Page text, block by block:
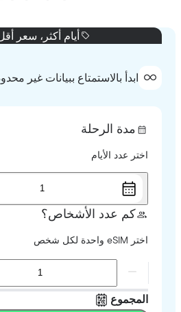
أيام أكثر، سعر أقل!
ابدأ بالاستمتاع ببيانات غير محدودة
مدة الرحلة
اختر عدد الأيام
كم عدد الأشخاص؟
المجموع